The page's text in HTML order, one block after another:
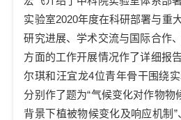
实验室2020年度在科研部署与重
研究进展、学术交流与国际合作
方面的工作开展情况作了详细报
尔琪和汪宜龙4位青年骨干围绕
分别作了题为“气候变化对作物物
背景下植被物候变化及响应机制 ”